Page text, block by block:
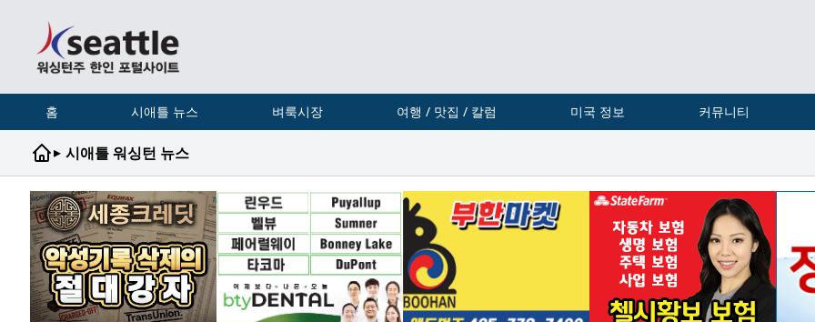
홈 시애틀 뉴스 벼룩시장 여행 / 맛집 / 칼럼 미국 정보 커뮤니티
▸ 시애틀 워싱턴 뉴스